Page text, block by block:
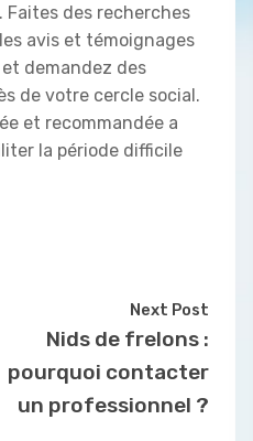
des recherches
avis et témoignages
demandez des
de votre cercle social.
et recommandée a
la période difficile
Next Post
Nids de frelons :
pourquoi contacter
un professionnel ?